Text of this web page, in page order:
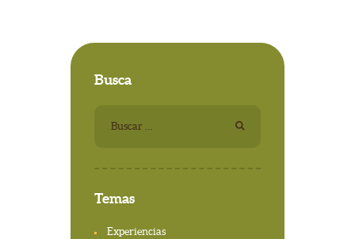
Busca
Temas
Experiencias